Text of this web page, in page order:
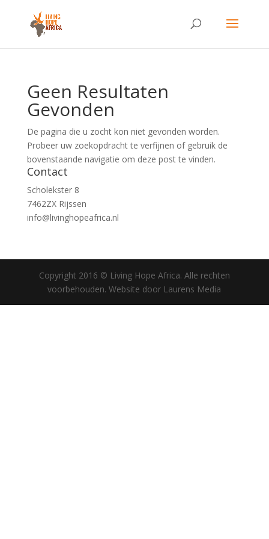
Geen Resultaten
Gevonden
De pagina die u zocht kon niet gevonden worden.
Probeer uw zoekopdracht te verfijnen of gebruik de
bovenstaande navigatie om deze post te vinden.
Contact
Scholekster 8
7462ZX Rijssen
info@livinghopeafrica.nl
Copyright 2016 © Living Hope Africa. Alle rechten
voorbehouden. Website door Laurens Media